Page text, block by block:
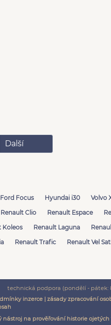
Další
Ford Focus Hyundai i30 Volvo
Renault Clio Renault Espace
Koleos Renault Laguna
Renault Trafic Renault Vel
technická podpora (pondělí - pátek:
inzerce| zásady zpracování
nástroj na prověřování historie ojetých